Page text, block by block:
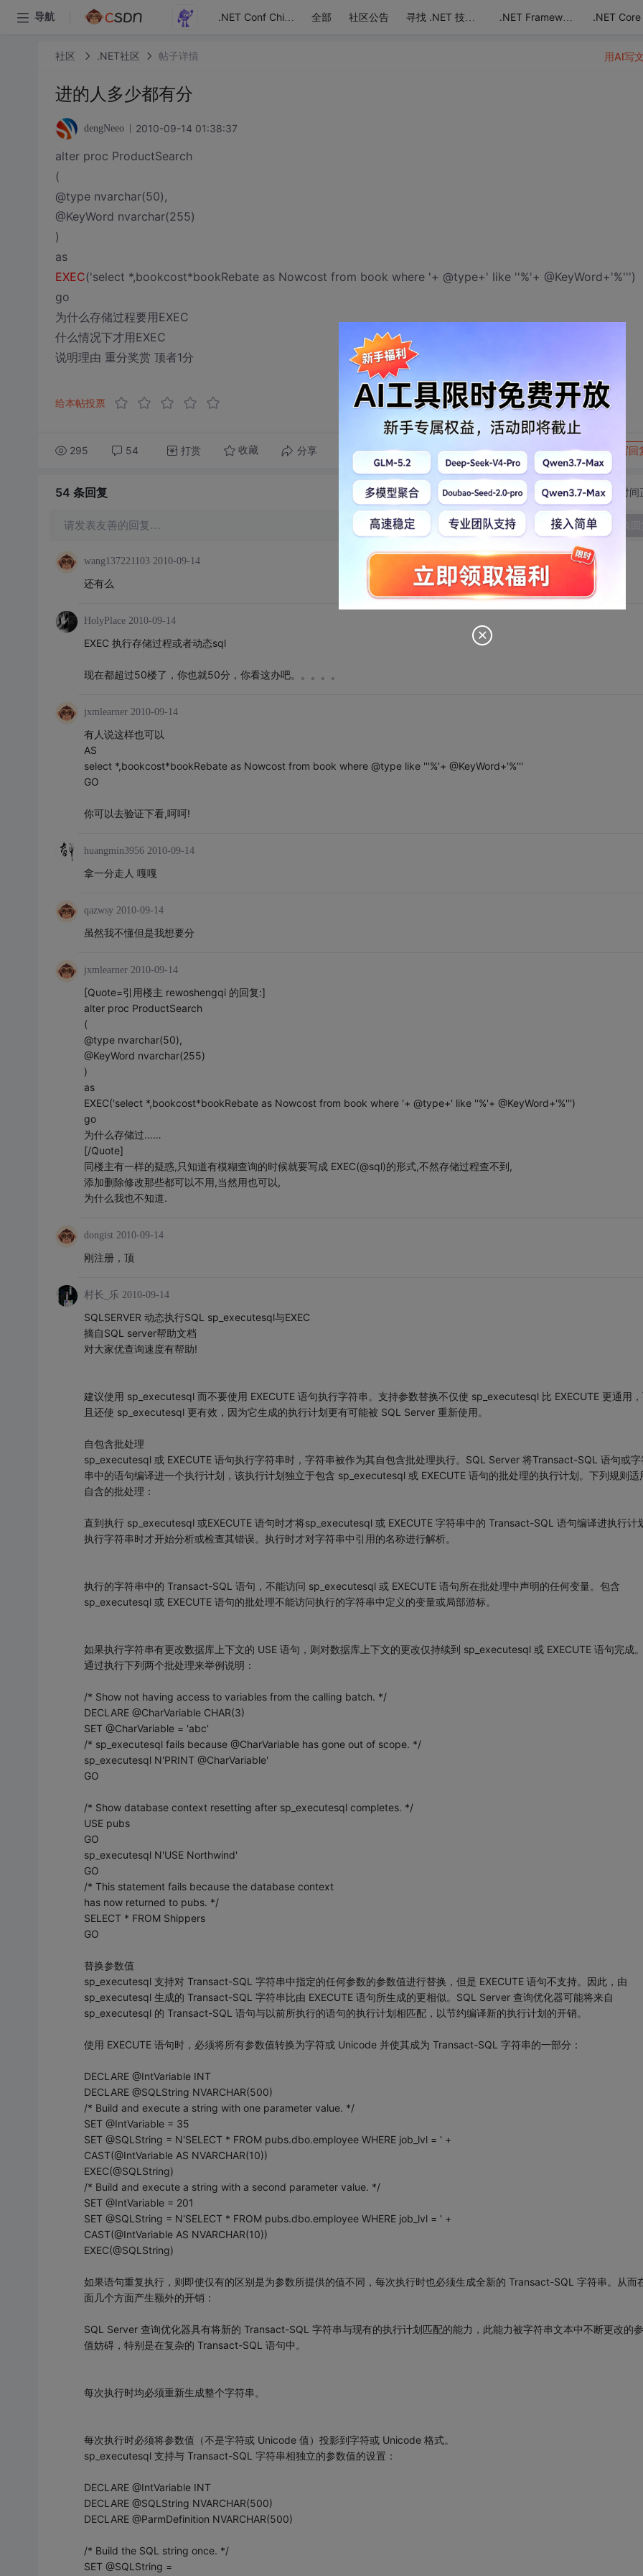
导航 .NET Conf China 全部 社区公告 寻找 .NET 技术达人 .NET Framework .NET Core
社区 .NET社区 帖子详情
进的人多少都有分
dengNeeo 2010-09-14 01:38:37
alter proc ProductSearch
(
@type nvarchar(50),
@KeyWord nvarchar(255)
)
as
EXEC('select *,bookcost*bookRebate as Nowcost from book where '+ @type+' like ''%'+ @KeyWord+'%''')
go
为什么存储过程要用EXEC
什么情况下才用EXEC
说明理由 重分奖赏 顶者1分
给本帖投票
295 54 打赏 收藏 分享 转发到动态 举报 写回
用AI写
54 条回复 切换为时间
请发表友善的回复…
wang137221103 2010-09-14
还有么
HolyPlace 2010-09-14
EXEC 执行存储过程或者动态sql
现在都超过50楼了，你也就50分，你看这办吧。。。。。
jxmlearner 2010-09-14
有人说这样也可以
AS
select *,bookcost*bookRebate as Nowcost from book where @type like '''%'+ @KeyWord+'%'''
GO
你可以去验证下看,呵呵!
huangmin3956 2010-09-14
拿一分走人 嘎嘎
qazwsy 2010-09-14
虽然我不懂但是我想要分
jxmlearner 2010-09-14
[Quote=引用楼主 rewoshengqi 的回复:]
alter proc ProductSearch
(
@type nvarchar(50),
@KeyWord nvarchar(255)
)
as
EXEC('select *,bookcost*bookRebate as Nowcost from book where '+ @type+' like ''%'+ @KeyWord+'%''')
go
为什么存储过……
[/Quote]
同楼主有一样的疑惑,只知道有模糊查询的时候就要写成 EXEC(@sql)的形式,不然存储过程查不到,
添加删除修改那些都可以不用,当然用也可以,
为什么我也不知道.
dongist 2010-09-14
刚注册，顶
村长_乐 2010-09-14
SQLSERVER 动态执行SQL sp_executesql与EXEC
摘自SQL server帮助文档
对大家优查询速度有帮助!
建议使用 sp_executesql 而不要使用 EXECUTE 语句执行字符串。支持参数替换不仅使 sp_executesql 比 EXECUTE 更通用
且还使 sp_executesql 更有效，因为它生成的执行计划更有可能被 SQL Server 重新使用。
自包含批处理
sp_executesql 或 EXECUTE 语句执行字符串时，字符串被作为其自包含批处理执行。SQL Server 将Transact-SQL 语句或字
串中的语句编译进一个执行计划，该执行计划独立于包含 sp_executesql 或 EXECUTE 语句的批处理的执行计划。下列规则适
自含的批处理：
直到执行 sp_executesql 或EXECUTE 语句时才将sp_executesql 或 EXECUTE 字符串中的 Transact-SQL 语句编译进执行计划
执行字符串时才开始分析或检查其错误。执行时才对字符串中引用的名称进行解析。
执行的字符串中的 Transact-SQL 语句，不能访问 sp_executesql 或 EXECUTE 语句所在批处理中声明的任何变量。包含
sp_executesql 或 EXECUTE 语句的批处理不能访问执行的字符串中定义的变量或局部游标。
如果执行字符串有更改数据库上下文的 USE 语句，则对数据库上下文的更改仅持续到 sp_executesql 或 EXECUTE 语句完成。
通过执行下列两个批处理来举例说明：
/* Show not having access to variables from the calling batch. */
DECLARE @CharVariable CHAR(3)
SET @CharVariable = 'abc'
/* sp_executesql fails because @CharVariable has gone out of scope. */
sp_executesql N'PRINT @CharVariable'
GO
/* Show database context resetting after sp_executesql completes. */
USE pubs
GO
sp_executesql N'USE Northwind'
GO
/* This statement fails because the database context
has now returned to pubs. */
SELECT * FROM Shippers
GO
替换参数值
sp_executesql 支持对 Transact-SQL 字符串中指定的任何参数的参数值进行替换，但是 EXECUTE 语句不支持。因此，由
sp_executesql 生成的 Transact-SQL 字符串比由 EXECUTE 语句所生成的更相似。SQL Server 查询优化器可能将来自
sp_executesql 的 Transact-SQL 语句与以前所执行的语句的执行计划相匹配，以节约编译新的执行计划的开销。
使用 EXECUTE 语句时，必须将所有参数值转换为字符或 Unicode 并使其成为 Transact-SQL 字符串的一部分：
DECLARE @IntVariable INT
DECLARE @SQLString NVARCHAR(500)
/* Build and execute a string with one parameter value. */
SET @IntVariable = 35
SET @SQLString = N'SELECT * FROM pubs.dbo.employee WHERE job_lvl = ' +
CAST(@IntVariable AS NVARCHAR(10))
EXEC(@SQLString)
/* Build and execute a string with a second parameter value. */
SET @IntVariable = 201
SET @SQLString = N'SELECT * FROM pubs.dbo.employee WHERE job_lvl = ' +
CAST(@IntVariable AS NVARCHAR(10))
EXEC(@SQLString)
如果语句重复执行，则即使仅有的区别是为参数所提供的值不同，每次执行时也必须生成全新的 Transact-SQL 字符串。从而
面几个方面产生额外的开销：
SQL Server 查询优化器具有将新的 Transact-SQL 字符串与现有的执行计划匹配的能力，此能力被字符串文本中不断更改的
值妨碍，特别是在复杂的 Transact-SQL 语句中。
每次执行时均必须重新生成整个字符串。
每次执行时必须将参数值（不是字符或 Unicode 值）投影到字符或 Unicode 格式。
sp_executesql 支持与 Transact-SQL 字符串相独立的参数值的设置：
DECLARE @IntVariable INT
DECLARE @SQLString NVARCHAR(500)
DECLARE @ParmDefinition NVARCHAR(500)
/* Build the SQL string once. */
SET @SQLString =